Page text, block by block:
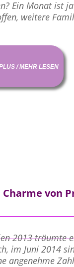
Ein Monat ist
weitere
/ MEHR LESEN
von
2013 träumte
im Juni 2014
angenehme